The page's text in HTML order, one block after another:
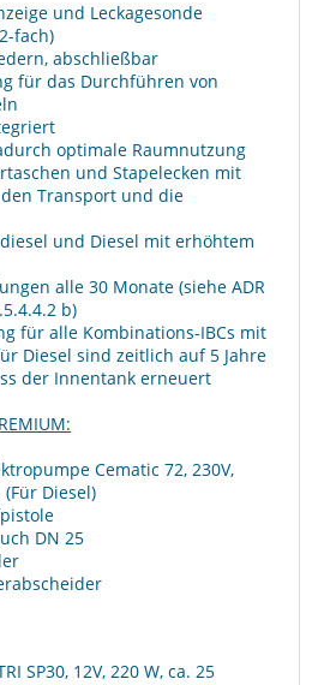
und Leckagesonde
fach)
abschließbar
für das Durchführen von
optimale Raumnutzung
und Stapelecken mit
Transport und die
und Diesel mit erhöhtem
alle 30 Monate (siehe ADR
b)
für alle Kombinations-IBCs mit
Diesel sind zeitlich auf 5 Jahre
der Innentank erneuert
Cematic 72, 230V,
Diesel)
DN 25
SP30, 12V, 220 W, ca. 25